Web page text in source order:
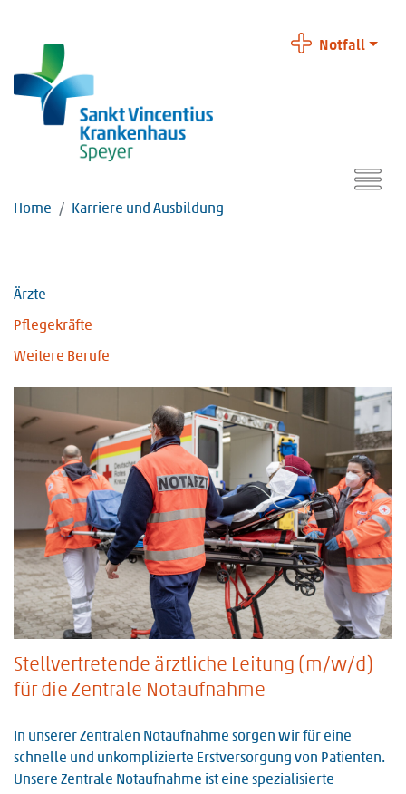
Notfall
Home Karriere und Ausbildung
Ärzte
Pflegekräfte
Weitere Berufe
Stellvertretende ärztliche Leitung (m/w/d)
für die Zentrale Notaufnahme
In unserer Zentralen Notaufnahme sorgen wir für eine
schnelle und unkomplizierte Erstversorgung von Patienten.
Unsere Zentrale Notaufnahme ist eine spezialisierte